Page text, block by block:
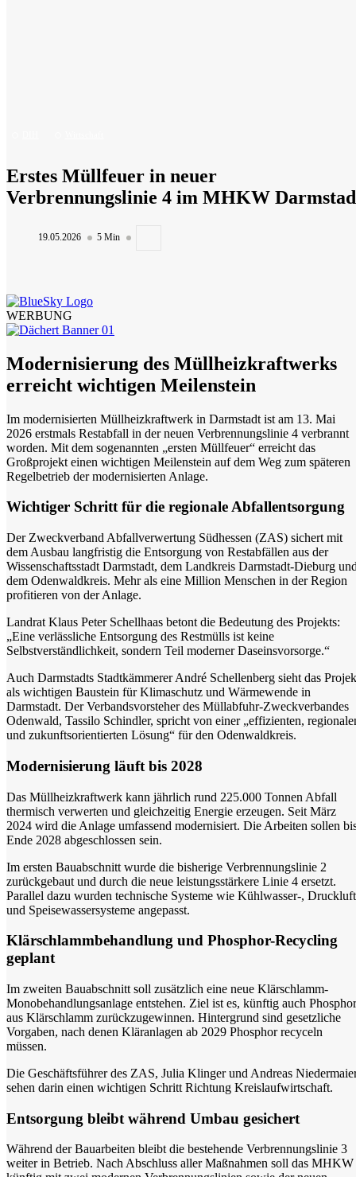
Pflanzen im Wohngebiet Südwest Griesheim...
06.08.2026 2 Min
Brahms und Beethoven im darmstadtium
06.08.2026 3 Min
B 426 in Ober-Ramstadt: Brückensanierung...
06.08.2026 3 Min
Erstes Müllfeuer in neuer
Verbrennungslinie 4 im MHKW
19.05.2026 5 Min
WERBUNG
Modernisierung des Müllheizkraftwerks
erreicht wichtigen Meilenstein
Im modernisierten Müllheizkraftwerk in Darmstadt ist am 13. Mai
2026 erstmals Restabfall in der neuen Verbrennungslinie 4 verbrannt
worden. Mit dem sogenannten „ersten Müllfeuer“ erreicht das
Großprojekt einen wichtigen Meilenstein auf dem Weg zum späteren
Regelbetrieb der modernisierten Anlage.
Wichtiger Schritt für die regionale Abfallentsorgung
Der Zweckverband Abfallverwertung Südhessen (ZAS) sichert mit
dem Ausbau langfristig die Entsorgung von Restabfällen aus der
Wissenschaftsstadt Darmstadt, dem Landkreis Darmstadt-Dieburg
dem Odenwaldkreis. Mehr als eine Million Menschen in der Region
profitieren von der Anlage.
Landrat Klaus Peter Schellhaas betont die Bedeutung des Projekts:
„Eine verlässliche Entsorgung des Restmülls ist keine
Selbstverständlichkeit, sondern Teil moderner Daseinsvorsorge.“
Auch Darmstadts Stadtkämmerer André Schellenberg sieht das
als wichtigen Baustein für Klimaschutz und Wärmewende in
Darmstadt. Der Verbandsvorsteher des Müllabfuhr-Zweckverbandes
Odenwald, Tassilo Schindler, spricht von einer „effizienten,
und zukunftsorientierten Lösung“ für den Odenwaldkreis.
Modernisierung läuft bis 2028
Das Müllheizkraftwerk kann jährlich rund 225.000 Tonnen Abfall
thermisch verwerten und gleichzeitig Energie erzeugen. Seit März
2024 wird die Anlage umfassend modernisiert. Die Arbeiten sollen
Ende 2028 abgeschlossen sein.
Im ersten Bauabschnitt wurde die bisherige Verbrennungslinie 2
zurückgebaut und durch die neue leistungsstärkere Linie 4 ersetzt.
Parallel dazu wurden technische Systeme wie Kühlwasser-,
und Speisewassersysteme angepasst.
Klärschlammbehandlung und Phosphor-Recycling
geplant
Im zweiten Bauabschnitt soll zusätzlich eine neue Klärschlamm-
Monobehandlungsanlage entstehen. Ziel ist es, künftig auch Phosphor
aus Klärschlamm zurückzugewinnen. Hintergrund sind gesetzliche
Vorgaben, nach denen Kläranlagen ab 2029 Phosphor recyceln
müssen.
Die Geschäftsführer des ZAS, Julia Klinger und Andreas
sehen darin einen wichtigen Schritt Richtung Kreislaufwirtschaft.
Entsorgung bleibt während Umbau gesichert
Während der Bauarbeiten bleibt die bestehende Verbrennungslinie 3
weiter in Betrieb. Nach Abschluss aller Maßnahmen soll das MHKW